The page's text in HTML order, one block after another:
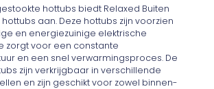
hottubs biedt Relaxed Buiten
aan. Deze hottubs zijn voorzien
en energiezuinige elektrische
zorgt voor een constante
en een snel verwarmingsproces. De
zijn verkrijgbaar in verschillende
en zijn geschikt voor zowel binnen-